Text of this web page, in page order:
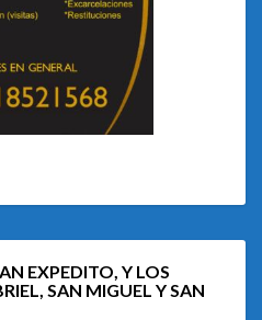
EXPEDITO, Y LOS
SAN MIGUEL Y SAN